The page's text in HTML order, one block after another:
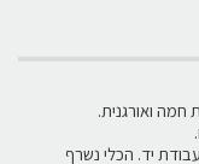
חמה ואורגנית.
יד. הכלי נשרף